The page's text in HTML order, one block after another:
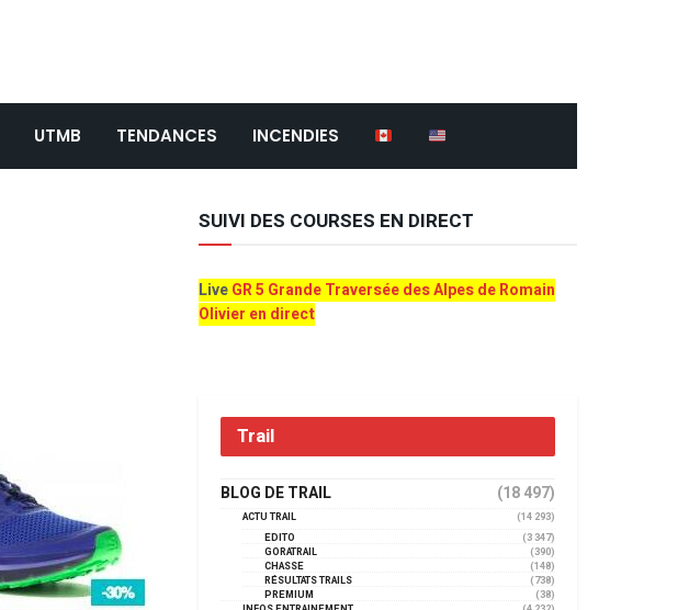
UTMB TENDANCES INCENDIES
SUIVI DES COURSES EN DIRECT
LiveGR 5 Grande Traversée des Alpes de Romain
Olivier en direct
Trail
BLOG DE TRAIL (18 497)
ACTU TRAIL
(14 293)
EDITO
(3 347)
GORATRAIL
(390)
CHASSE
(148)
RÉSULTATS TRAILS
(738)
PREMIUM
(38)